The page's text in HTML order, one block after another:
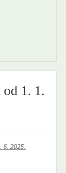
od 1. 1.
2025.